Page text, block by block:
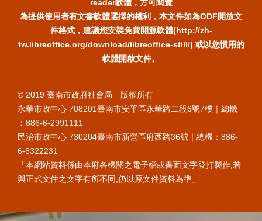
reader軟體，方可閱覽
為提供使用者有文書軟體選擇的權利，本文件如為ODF開放文
件格式，建議您安裝免費開源軟體(http://zh-
tw.libreoffice.org/download/libreoffice-still/) 或以您慣用的
軟體開啟文件。
© 2019 臺南市政府社會局 版權所有
永華市政中心 708201臺南市安平區永華路二段6號7樓｜總機
︰886-6-2991111
民治市政中心 730204臺南市新營區府西路36號｜總機：886-
6-6322231
「本網站資料係由本府各機關之電子檔或書面文字登打製作,若
與正式文件之文字有所不同,仍以原文件資料為準」